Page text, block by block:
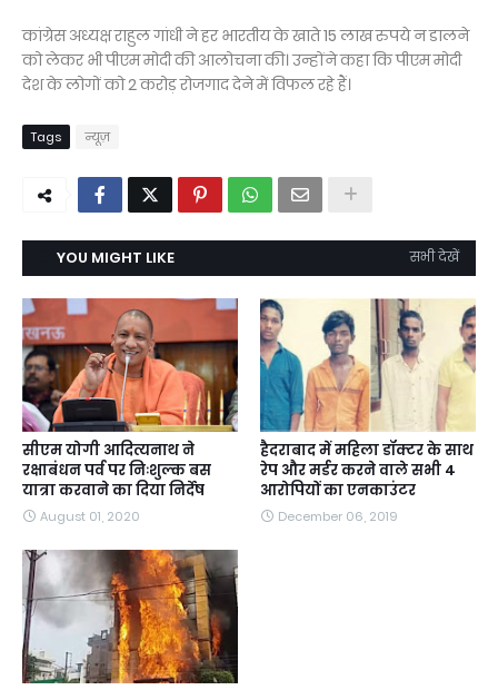
कांग्रेस अध्यक्ष राहुल गांधी ने हर भारतीय के खाते 15 लाख रुपये न डालने
को लेकर भी पीएम मोदी की आलोचना की। उन्होंने कहा कि पीएम मोदी
देश के लोगों को 2 करोड़ रोजगाद देने में विफल रहे हैं।
Tags न्यूज़
YOU MIGHT LIKE सभी देखें
सीएम योगी आदित्यनाथ ने
रक्षाबंधन पर्व पर निःशुल्क बस
यात्रा करवाने का दिया निर्देष
August 01, 2020
हैदराबाद में महिला डॉक्टर के साथ
रेप और मर्डर करने वाले सभी 4
आरोपियों का एनकाउंटर
December 06, 2019